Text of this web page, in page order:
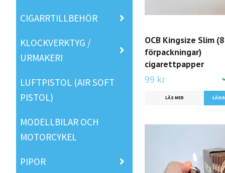
CIGARRTILLBEHÖR
KLOCKVERKTYG /
URMAKERI
LUFTPISTOL (AIR SOFT
PISTOL)
MODELLBILAR OCH
MOTORCYKEL
PIPOR
OCB Kingsize Slim (8
förpackningar)
cigarettpapper
99 kr
LÄS MER